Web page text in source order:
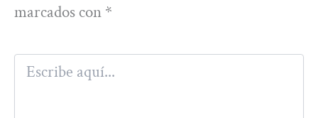
marcados con *
Escribe
aquí...